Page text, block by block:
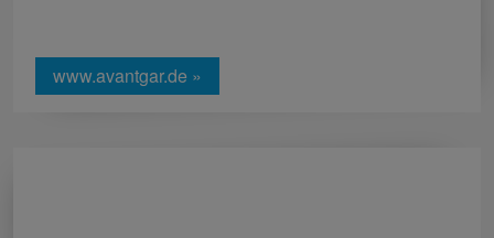
www.avantgar.de »